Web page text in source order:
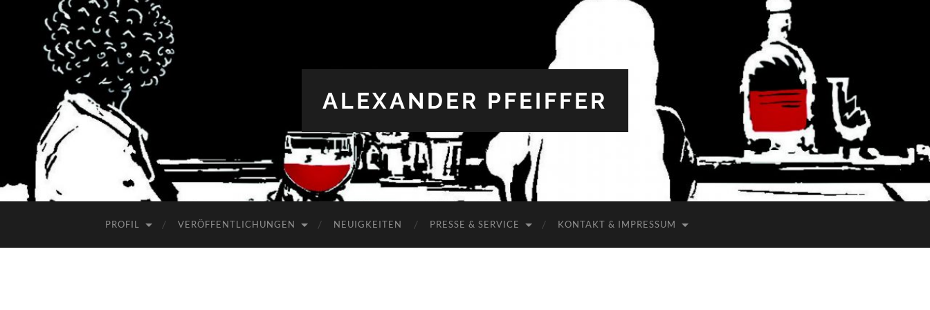
ALEXANDER PFEIFFER
PROFIL VERÖFFENTLICHUNGEN NEUIGKEITEN PRESSE & SERVICE KONTAKT & IMPRESSUM